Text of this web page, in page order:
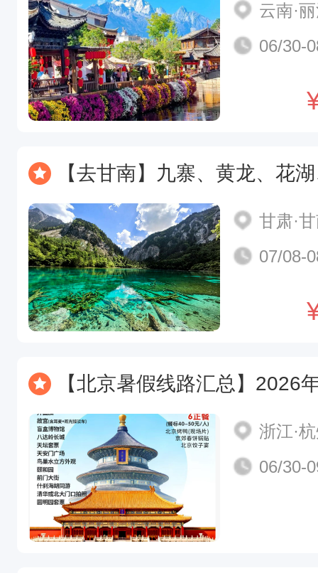
云南·
06/30-
【去甘南】九寨、黄龙、花湖、莲宝叶则、九曲黄河第一湾、
甘肃·
07/08-
【北京暑假线路汇总】2026年7-8月暑期北京游，解锁京城
浙江·
06/30-